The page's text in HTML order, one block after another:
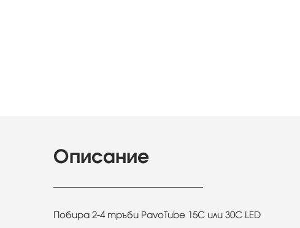
Описание
Побира 2-4 тръби PavoTube 15C или 30C LED